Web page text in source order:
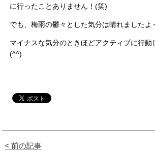
に行ったことありません！(笑)
でも、梅雨の鬱々とした気分は晴れましたよ
マイナスな気分のときほどアクティブに行動
(^^)
< 前の記事